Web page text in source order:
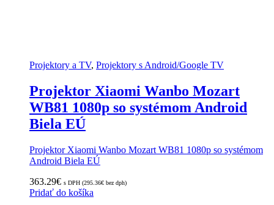
Projektory a TV, Projektory s Android/Google TV
Projektor Xiaomi Wanbo Mozart
WB81 1080p so systémom Android
Biela EÚ
Projektor Xiaomi Wanbo Mozart WB81 1080p so systémom
Android Biela EÚ
363.29€ s DPH (295.36€ bez dph)
Pridať do košíka